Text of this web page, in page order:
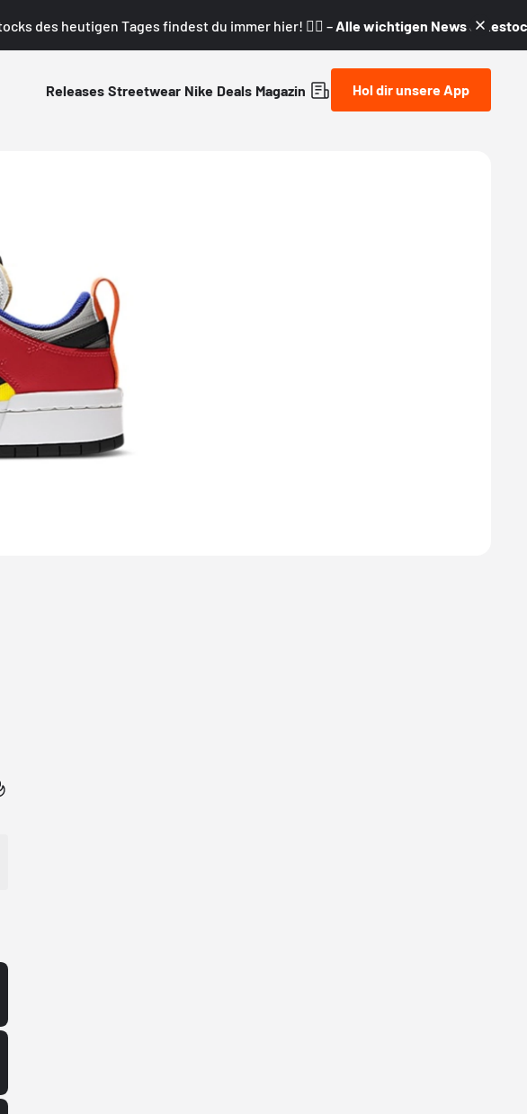
des heutigen Tages findest du immer hier! 👇🏼 – Alle wichtigen News &
Releases Streetwear Nike Deals Magazin Hol dir unsere App